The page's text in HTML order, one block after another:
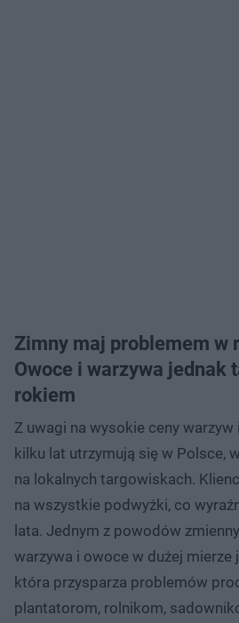
Zimny maj problemem w
Owoce i warzywa jednak
rokiem
Z uwagi na wysokie ceny
kilku lat utrzymują się w Polsce,
na lokalnych targowiskach.
na wszystkie podwyżki, co
lata. Jednym z powodów
warzywa i owoce w dużej mierze
która przysparza problemów
plantatorom, rolnikom,